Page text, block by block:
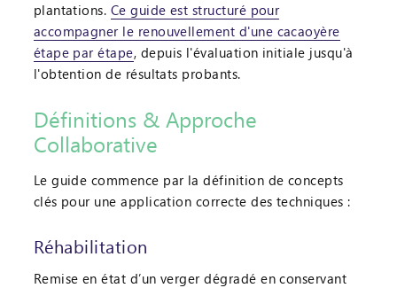
plantations. Ce guide est structuré pour
accompagner le renouvellement d'une cacaoyère
étape par étape, depuis l'évaluation initiale jusqu'à
l'obtention de résultats probants.
Définitions & Approche
Collaborative
Le guide commence par la définition de concepts
clés pour une application correcte des techniques :
Réhabilitation
Remise en état d’un verger dégradé en conservant